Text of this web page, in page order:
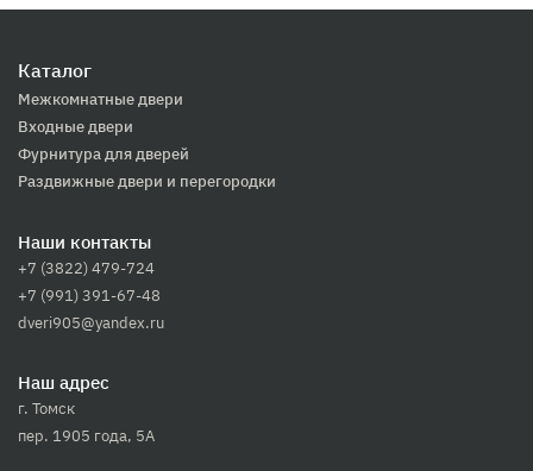
Каталог
Межкомнатные двери
Входные двери
Фурнитура для дверей
Раздвижные двери и перегородки
Наши контакты
+7 (3822) 479-724
+7 (991) 391-67-48
dveri905@yandex.ru
Наш адрес
г. Томск
пер. 1905 года, 5А